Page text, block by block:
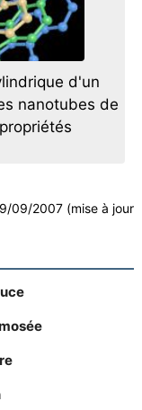
d'un
nanotubes de
09/2007 (mise à jour